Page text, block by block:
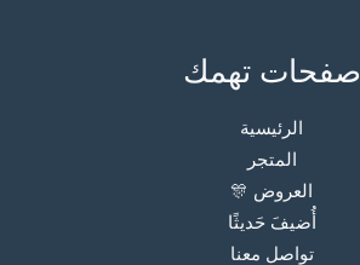
صفحات تهمك
الرئيسية
المتجر
العروض 🎊
أُضيفَ حَديثًا
تواصل معنا